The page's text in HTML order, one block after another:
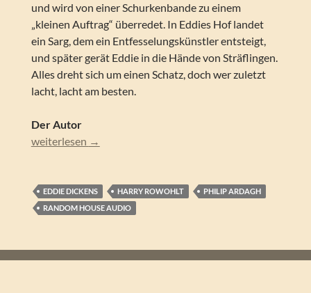
und wird von einer Schurkenbande zu einem
„kleinen Auftrag“ überredet. In Eddies Hof landet
ein Sarg, dem ein Entfesselungskünstler entsteigt,
und später gerät Eddie in die Hände von Sträflingen.
Alles dreht sich um einen Schatz, doch wer zuletzt
lacht, lacht am besten.
Der Autor
Philip Ardagh – Furcht erregende Darbietungen. Eddie
weiterlesen →
EDDIE DICKENS HARRY ROWOHLT
PHILIP ARDAGH
RANDOM HOUSE AUDIO